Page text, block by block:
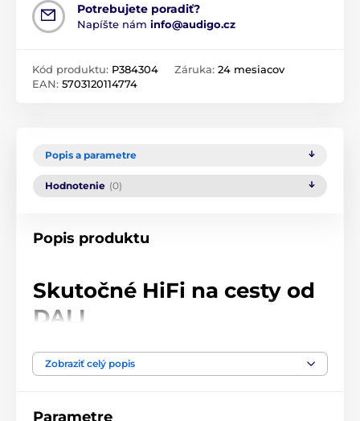
Potrebujete poradiť?
Napíšte nám info@audigo.cz
Kód produktu: P384304
EAN: 5703120114774
Záruka: 24 mesiacov
Popis a parametre
Hodnotenie (0)
Popis produktu
Skutočné HiFi na cesty od
DALI
Ak poznáte špičkové domáce reproduktory DALI, viete,
akú kvalitu zvuku môžete od tejto značky očakávať. Aj
Bluetooth alebo kábel, DALI iO-8 vám naservírujú
Zobraziť celý popis
Parametre